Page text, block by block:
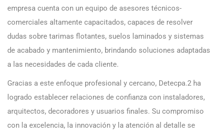
empresa cuenta con un equipo de asesores técnicos-
comerciales altamente capacitados, capaces de resolver
dudas sobre tarimas flotantes, suelos laminados y sistemas
de acabado y mantenimiento, brindando soluciones adaptadas
a las necesidades de cada cliente.
Gracias a este enfoque profesional y cercano, Detecpa.2 ha
logrado establecer relaciones de confianza con instaladores,
arquitectos, decoradores y usuarios finales. Su compromiso
con la excelencia, la innovación y la atención al detalle se